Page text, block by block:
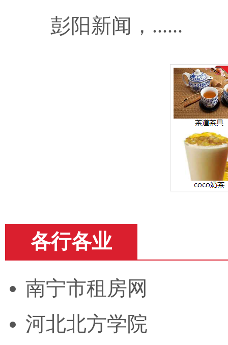
彭阳新闻 ，......
各行各业
南宁市租房网
河北北方学院